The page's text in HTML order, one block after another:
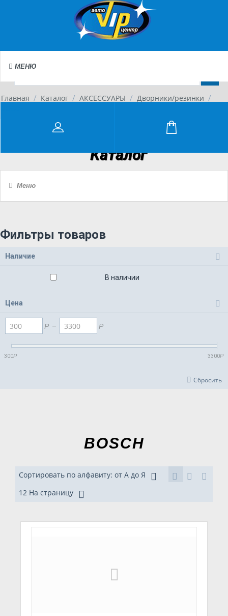
МЕНЮ
Главная / Каталог / АКСЕССУАРЫ / Дворники/резинки
/
Каталог
Меню
Фильтры товаров
Наличие
В наличии
Цена
Р – Р
300Р 3300Р
Сбросить
BOSCH
Сортировать по алфавиту: от А до Я
12 На страницу